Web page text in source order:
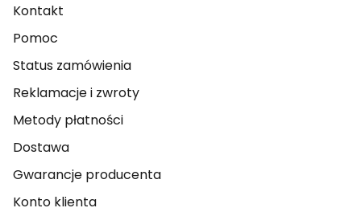
Kontakt
Pomoc
Status zamówienia
Reklamacje i zwroty
Metody płatności
Dostawa
Gwarancje producenta
Konto klienta